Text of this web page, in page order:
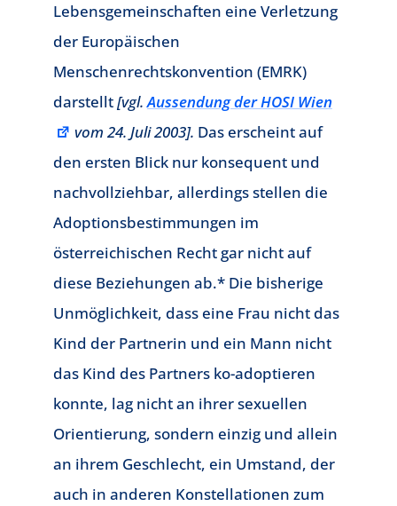
Lebensgemeinschaften eine Verletzung
der Europäischen
Menschenrechtskonvention (EMRK)
darstellt[vgl.Aussendung der HOSI Wien
vom 24. Juli 2003]. Das erscheint auf
den ersten Blick nur konsequent und
nachvollziehbar, allerdings stellen die
Adoptionsbestimmungen im
österreichischen Recht gar nicht auf
diese Beziehungen ab.* Die bisherige
Unmöglichkeit, dass eine Frau nicht das
Kind der Partnerin und ein Mann nicht
das Kind des Partners ko-adoptieren
konnte, lag nicht an ihrer sexuellen
Orientierung, sondern einzig und allein
an ihrem Geschlecht, ein Umstand, der
auch in anderen Konstellationen zum